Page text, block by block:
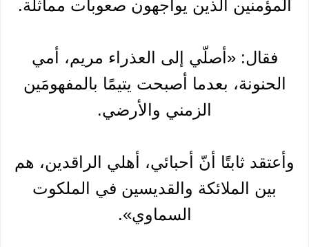
المؤمنين الذين يواجهون صعوبات مماثلة.
فقال: «أصلّي إلى العذراء مريم، أمي
الحنونة، بعدما أصبحت يتيمًا بالمفهومَين
الزمني والأرضي.
وأعتقد ثابتًا أنّ أحبائي، أهلي الراقدين، هم
بين الملائكة والقديسين في الملكوت
السماوي».